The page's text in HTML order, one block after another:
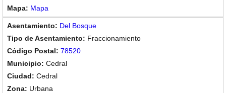
Mapa
Del Bosque
Fraccionamiento
78520
Cedral
Cedral
Urbana